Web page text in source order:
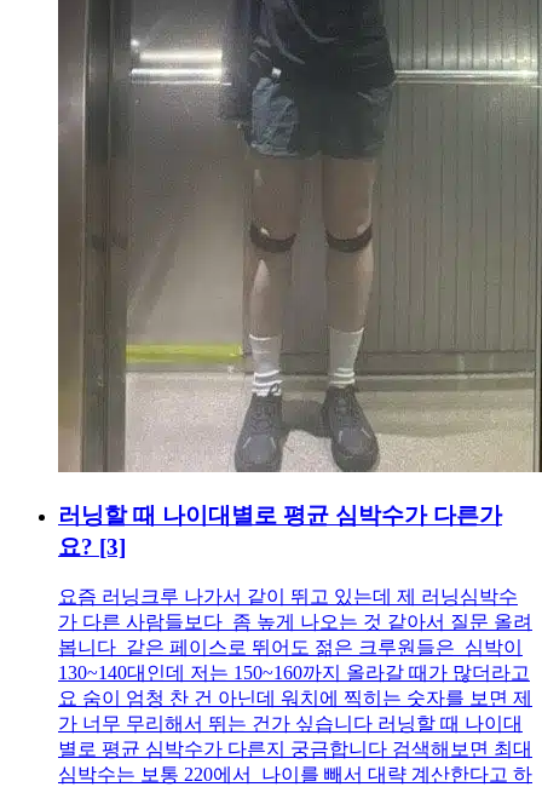
러닝할 때 나이대별로 평균 심박수가 다른가
요? [3]
요즘 러닝크루 나가서 같이 뛰고 있는데 제 러닝심박수
가 다른 사람들보다 좀 높게 나오는 것 같아서 질문 올려
봅니다 같은 페이스로 뛰어도 젊은 크루원들은 심박이
130~140대인데 저는 150~160까지 올라갈 때가 많더라고
요 숨이 엄청 찬 건 아닌데 워치에 찍히는 숫자를 보면 제
가 너무 무리해서 뛰는 건가 싶습니다 러닝할 때 나이대
별로 평균 심박수가 다른지 궁금합니다 검색해보면 최대
심박수는 보통 220에서 나이를 빼서 대략 계산한다고 하